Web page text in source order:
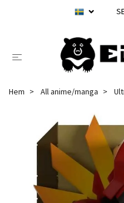
Hem All anime/manga